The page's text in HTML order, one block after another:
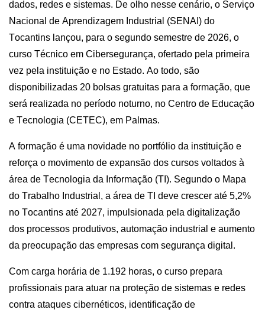
dados, redes e sistemas. De olho nesse cenário, o Serviço
Nacional de Aprendizagem Industrial (SENAI) do
Tocantins lançou, para o segundo semestre de 2026, o
curso Técnico em Cibersegurança, ofertado pela primeira
vez pela instituição e no Estado. Ao todo, são
disponibilizadas 20 bolsas gratuitas para a formação, que
será realizada no período noturno, no Centro de Educação
e Tecnologia (CETEC), em Palmas.
A formação é uma novidade no portfólio da instituição e
reforça o movimento de expansão dos cursos voltados à
área de Tecnologia da Informação (TI). Segundo o Mapa
do Trabalho Industrial, a área de TI deve crescer até 5,2%
no Tocantins até 2027, impulsionada pela digitalização
dos processos produtivos, automação industrial e aumento
da preocupação das empresas com segurança digital.
Com carga horária de 1.192 horas, o curso prepara
profissionais para atuar na proteção de sistemas e redes
contra ataques cibernéticos, identificação de